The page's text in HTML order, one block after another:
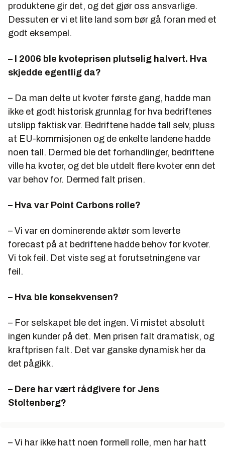
produktene gir det, og det gjør oss ansvarlige.
Dessuten er vi et lite land som bør gå foran med et
godt eksempel.
– I 2006 ble kvoteprisen plutselig halvert. Hva
skjedde egentlig da?
– Da man delte ut kvoter første gang, hadde man
ikke et godt historisk grunnlag for hva bedriftenes
utslipp faktisk var. Bedriftene hadde tall selv, pluss
at EU-kommisjonen og de enkelte landene hadde
noen tall. Dermed ble det forhandlinger, bedriftene
ville ha kvoter, og det ble utdelt flere kvoter enn det
var behov for. Dermed falt prisen.
– Hva var Point Carbons rolle?
– Vi var en dominerende aktør som leverte
forecast på at bedriftene hadde behov for kvoter.
Vi tok feil. Det viste seg at forutsetningene var
feil.
– Hva ble konsekvensen?
– For selskapet ble det ingen. Vi mistet absolutt
ingen kunder på det. Men prisen falt dramatisk, og
kraftprisen falt. Det var ganske dynamisk her da
det pågikk.
– Dere har vært rådgivere for Jens
Stoltenberg?
– Vi har ikke hatt noen formell rolle, men har hatt